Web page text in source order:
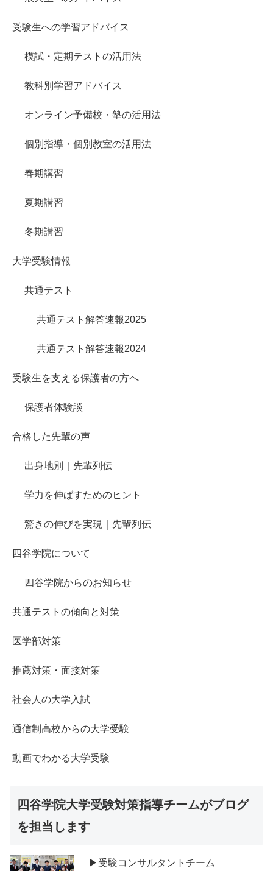
受験生への学習アドバイス
模試・定期テストの活用法
教科別学習アドバイス
オンライン予備校・塾の活用法
個別指導・個別教室の活用法
春期講習
夏期講習
冬期講習
大学受験情報
共通テスト
共通テスト解答速報2025
共通テスト解答速報2024
受験生を支える保護者の方へ
保護者体験談
合格した先輩の声
出身地別｜先輩列伝
学力を伸ばすためのヒント
驚きの伸びを実現｜先輩列伝
四谷学院について
四谷学院からのお知らせ
共通テストの傾向と対策
医学部対策
推薦対策・面接対策
社会人の大学入試
通信制高校からの大学受験
動画でわかる大学受験
四谷学院大学受験対策指導チームがブログ
を担当します
▶受験コンサルタントチーム